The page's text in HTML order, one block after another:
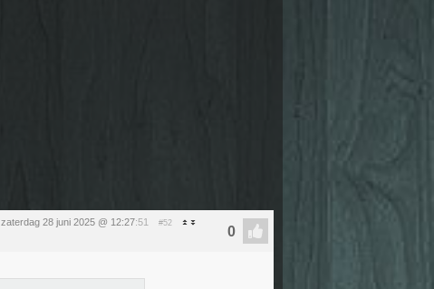
zaterdag 28 juni 2025 @ 12:27:51 #52